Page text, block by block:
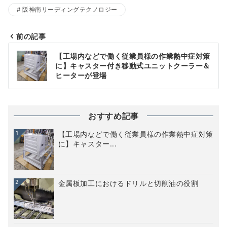
阪神南リーディングテクノロジー
投
稿
ナ
ゲ
ー
シ
ョ
ン
前の記事
【工場内などで働く従業員様の作業熱中症対策
に】キャスター付き移動式ユニットクーラー＆
ヒーターが登場
おすすめ記事
1
【工場内などで働く従業員様の作業熱中症対策
に】キャスター...
2 金属板加工におけるドリルと切削油の役割